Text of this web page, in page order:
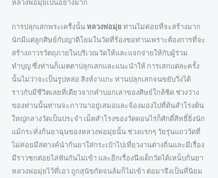
หลวงพ่อมุ่ยเป็นอย่างมาก
การปลุกเสกพระเครื่งนั้น หลวงพ่อมุ่ย ท่านไม่ค่อยที่จะสร้างมาก
นักมีแต่ลูกศิษย์กับญาติโยมในวัดที่ร้องขอท่านเพราะต้องการที่จะ
สร้างถาวรวัตถุภายในบริเวณวัดให้และแจกจ่ายให้กับผู้ร่วม
ทำบุญ ซึ่งท่านก็เมตตาปลุกเสกและแนะนำให้ การเสกแต่ละครั้ง
นั้นไม่ว่าจะเป็นรูปหล่อ สิงห์งาแกะ ท่านปลุกเสกจนขยับวิ่งได้
ราวกับมีชีวิตเลยที่เดียวจากคำบอกเล่าของศิษย์ใกล้ชิด ช่วงว่าง
ของท่านนั้นท่านจะภาวนาอยู่เสมอและจ้องมองไปที่ต้นสำโรงต้น
ใหญ่กลางวัดเป็นประจำ เม็ดสำโรงของวัดดอนไร่ก็ศักดิ์สิทธิ์ยิ่งนัก
แม้กระทั่งก้นยาฉุนของหลวงพ่อมุ่ยนั้น ช่วงแรกๆ วัยรุ่นแถววัดที่
ไม่ค่อยมีสตางค์นำก้นยาใส่กระเป๋าไปเที่ยวงานต่างถิ่นและมีเรื่อง
มีราวชกต่อยไล่ฟันกันไม่เข้า และอีกเรื่องนึงเด็กวัดได้เหน็บก้นยา
หลวงพ่อมุ่ยไว้ที่เอว ถูกสุนัขกัดจนล้มก็ไม่เข้า ต่อมาจึงเป็นที่นิยม